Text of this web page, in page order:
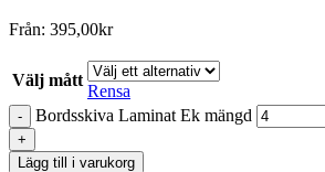
Från: 395,00kr
Välj mått
Rensa
Bordsskiva Laminat Ek mängd
Lägg till i varukorg